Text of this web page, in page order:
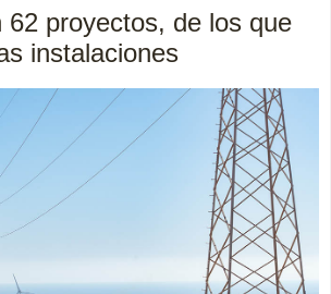
62 proyectos, de los que
instalaciones